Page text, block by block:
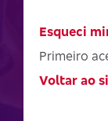
Esqueci
Primeiro
Voltar ao